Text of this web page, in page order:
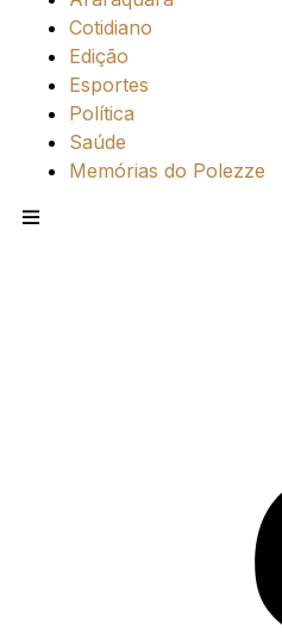
Cotidiano
Edição
Esportes
Política
Saúde
Memórias do Polezze